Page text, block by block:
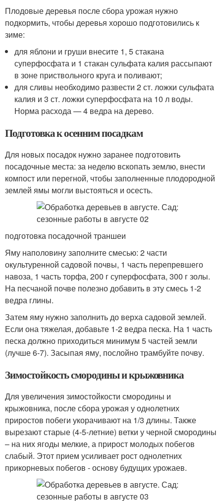
Плодовые деревья после сбора урожая нужно
подкормить, чтобы деревья хорошо подготовились к
зиме:
для яблони и груши внесите 1, 5 стакана
суперфосфата и 1 стакан сульфата калия рассыпают
в зоне приствольного круга и поливают;
для сливы необходимо развести 2 ст. ложки сульфата
калия и 3 ст. ложки суперфосфата на 10 л воды.
Норма расхода — 4 ведра на дерево.
Подготовка к осенним посадкам
Для новых посадок нужно заранее подготовить
посадочные места: за неделю вскопать землю, внести
компост или перегной, чтобы заполненные плодородной
землей ямы могли выстояться и осесть.
подготовка посадочной траншеи
Яму наполовину заполните смесью: 2 части
окультуренной садовой почвы, 1 часть перепревшего
навоза, 1 часть торфа, 200 г суперфосфата, 300 г золы.
На песчаной почве полезно добавить в эту смесь 1-2
ведра глины.
Затем яму нужно заполнить до верха садовой землей.
Если она тяжелая, добавьте 1-2 ведра песка. На 1 часть
песка должно приходиться минимум 5 частей земли
(лучше 6-7). Засыпая яму, послойно трамбуйте почву.
Зимостойкость смородины и крыжовника
Для увеличения зимостойкости смородины и
крыжовника, после сбора урожая у однолетних
приростов побеги укорачивают на 1/3 длины. Также
вырезают старые (4-5-летние) ветки у черной смородины
– на них ягоды мелкие, а прирост молодых побегов
слабый. Этот прием усиливает рост однолетних
прикорневых побегов - основу будущих урожаев.